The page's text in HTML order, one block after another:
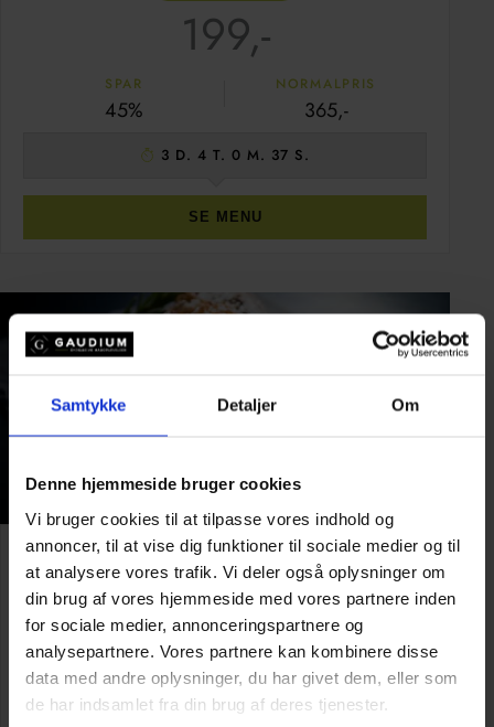
Samtykke Detaljer Om
Denne hjemmeside bruger cookies
Vi bruger cookies til at tilpasse vores indhold og
annoncer, til at vise dig funktioner til sociale medier og til
at analysere vores trafik. Vi deler også oplysninger om
din brug af vores hjemmeside med vores partnere inden
for sociale medier, annonceringspartnere og
analysepartnere. Vores partnere kan kombinere disse
data med andre oplysninger, du har givet dem, eller som
de har indsamlet fra din brug af deres tjenester.
199,-
SPAR
45%
NORMALPRIS
365,-
3 D. 4 T. 0 M. 36 S.
SE MENU
Premier Cru buffet
Min. 10 kuverter
269,-
SPAR NORMALPRIS